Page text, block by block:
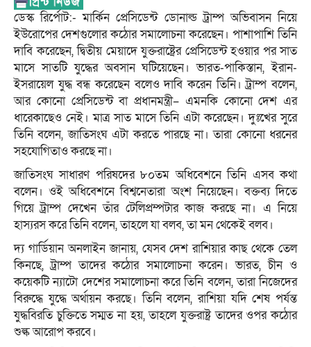
ডেস্ক রির্পোট:- মার্কিন প্রেসিডেন্ট ডোনাল্ড ট্রাম্প অভিবাসন নিয়ে
ইউরোপের দেশগুলোর কঠোর সমালোচনা করেছেন। পাশাপাশি তিনি
দাবি করেছেন, দ্বিতীয় মেয়াদে যুক্তরাষ্ট্রের প্রেসিডেন্ট হওয়ার পর সাত
মাসে সাতটি যুদ্ধের অবসান ঘটিয়েছেন। ভারত-পাকিস্তান, ইরান-
ইসরায়েল যুদ্ধ বন্ধ করেছেন বলেও দাবি করেন তিনি। ট্রাম্প বলেন,
আর কোনো প্রেসিডেন্ট বা প্রধানমন্ত্রী– এমনকি কোনো দেশ এর
ধারেকাছেও নেই। মাত্র সাত মাসে তিনি এটা করেছেন। দুঃখের সুরে
তিনি বলেন, জাতিসংঘ এটা করতে পারছে না। তারা কোনো ধরনের
সহযোগিতাও করছে না।
জাতিসংঘ সাধারণ পরিষদের ৮০তম অধিবেশনে তিনি এসব কথা
বলেন। ওই অধিবেশনে বিশ্বনেতারা অংশ নিয়েছেন। বক্তব্য দিতে
গিয়ে ট্রাম্প দেখেন তাঁর টেলিপ্রম্পটার কাজ করছে না। এ নিয়ে
হাস্যরস করে তিনি বলেন, তাহলে যা বলব, তা মন থেকেই বলব।
দ্য গার্ডিয়ান অনলাইন জানায়, যেসব দেশ রাশিয়ার কাছ থেকে তেল
কিনছে, ট্রাম্প তাদের কঠোর সমালোচনা করেন। ভারত, চীন ও
কয়েকটি ন্যাটো দেশের সমালোচনা করে তিনি বলেন, তারা নিজেদের
বিরুদ্ধে যুদ্ধে অর্থায়ন করছে। তিনি বলেন, রাশিয়া যদি শেষ পর্যন্ত
যুদ্ধবিরতি চুক্তিতে সম্মত না হয়, তাহলে যুক্তরাষ্ট্র তাদের ওপর কঠোর
শুল্ক আরোপ করবে।